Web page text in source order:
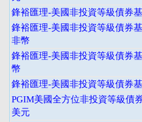
鋒裕匯理-美國非投資等級債券
鋒裕匯理-美國非投資等級債券
非幣
鋒裕匯理-美國非投資等級債券
幣
鋒裕匯理-美國非投資等級債券
PGIM美國全方位非投資等級債
美元